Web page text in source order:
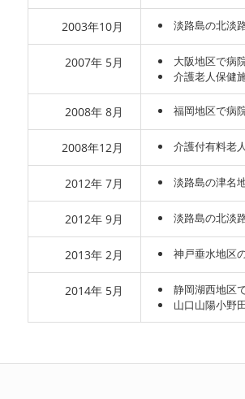
2003年10月 淡路島の北淡
2007年 5月
大阪地区で病
介護老人保健
2008年 8月 福岡地区で病
2008年12月 介護付有料老
2012年 7月 淡路島の津名
2012年 9月 淡路島の北淡
2013年 2月 神戸垂水地区
2014年 5月
静岡湖西地区
山口山陽小野